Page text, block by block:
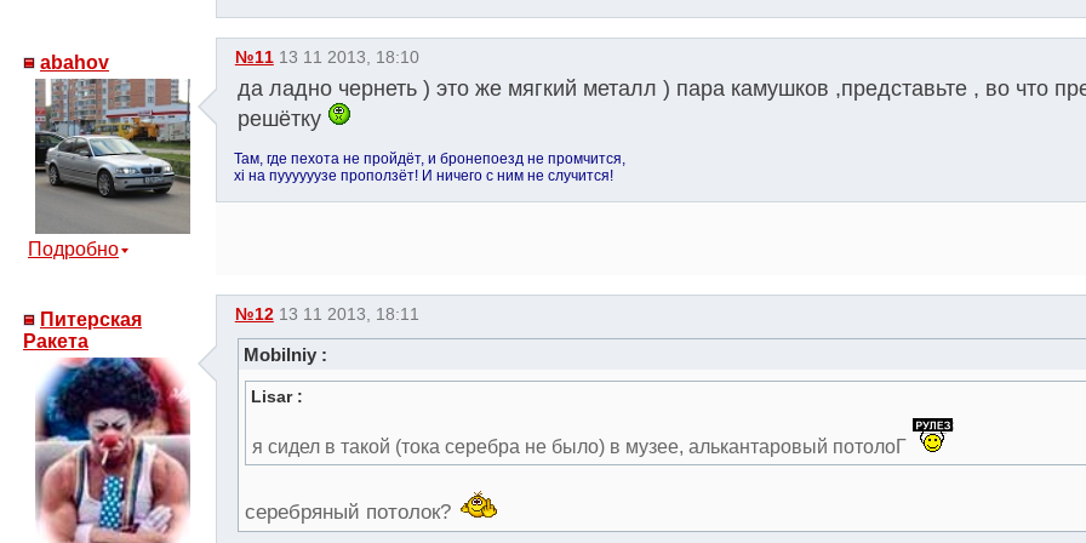
abahov
Подробно
№11 13 11 2013, 18:10
да ладно чернеть ) это же мягкий металл ) пара камушков ,представьте , во что
решётку
Там, где пехота не пройдёт, и бронепоезд не промчится,
xi на пуууууузе проползёт! И ничего с ним не случится!
Питерская
Ракета
№12 13 11 2013, 18:11
Mobilniy :
Lisar :
я сидел в такой (тока серебра не было) в музее, алькантаровый потолоГ
серебряный потолок?